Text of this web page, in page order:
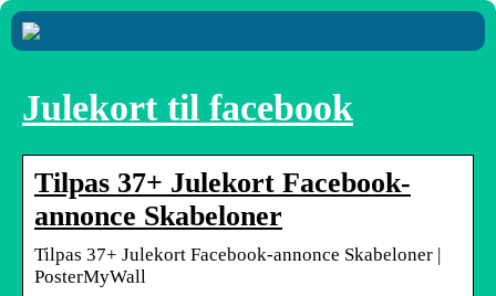
Julekort til facebook
Tilpas 37+ Julekort Facebook-
annonce Skabeloner
Tilpas 37+ Julekort Facebook-annonce Skabeloner |
PosterMyWall